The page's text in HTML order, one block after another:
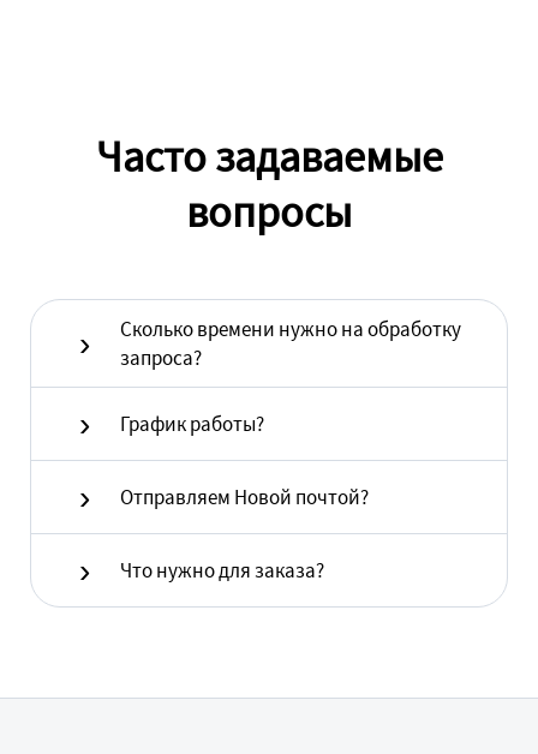
Часто задаваемые
вопросы
Сколько времени нужно на обработку
запроса?
График работы?
Отправляем Новой почтой?
Что нужно для заказа?